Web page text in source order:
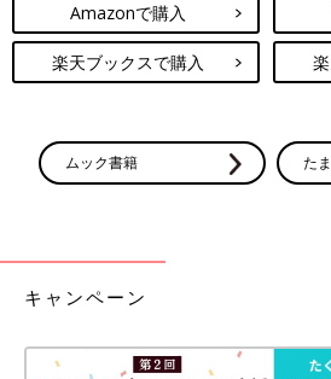
Amazonで購入
楽天ブックスで購入
ムック書籍 た
キャンペーン